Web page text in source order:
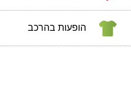
הופעות בהרכב